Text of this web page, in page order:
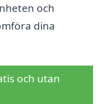
och
dina
och utan